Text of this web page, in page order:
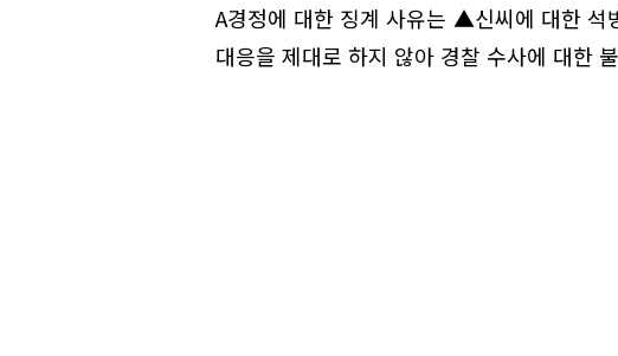
A경정에 대한 징계 사유는 ▲신씨에 대한
대응을 제대로 하지 않아 경찰 수사에 대한